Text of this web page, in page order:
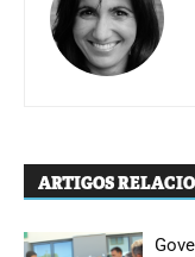
ARTIGOS